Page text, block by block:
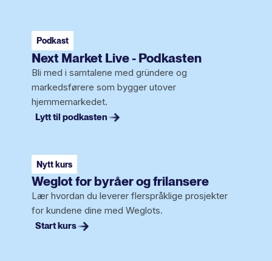
Podkast
Next Market Live - Podkasten
Bli med i samtalene med gründere og
markedsførere som bygger utover
hjemmemarkedet.
Lytt til podkasten
Nytt kurs
Weglot for byråer og frilansere
Lær hvordan du leverer flerspråklige prosjekter
for kundene dine med Weglots.
Start kurs